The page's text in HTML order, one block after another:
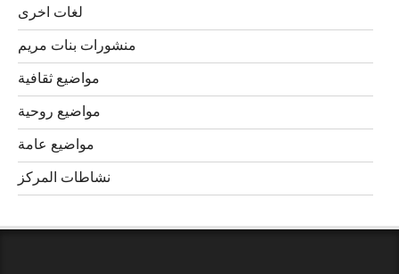
لغات اخرى
منشورات بنات مريم
مواضيع ثقافية
مواضيع روحية
مواضيع عامة
نشاطات المركز